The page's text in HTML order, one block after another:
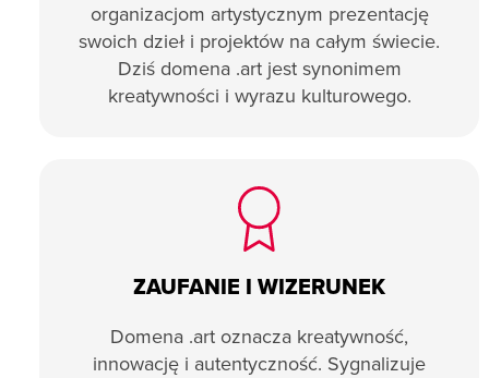
organizacjom artystycznym prezentację
swoich dzieł i projektów na całym świecie.
Dziś domena .art jest synonimem
kreatywności i wyrazu kulturowego.
ZAUFANIE I WIZERUNEK
Domena .art oznacza kreatywność,
innowację i autentyczność. Sygnalizuje